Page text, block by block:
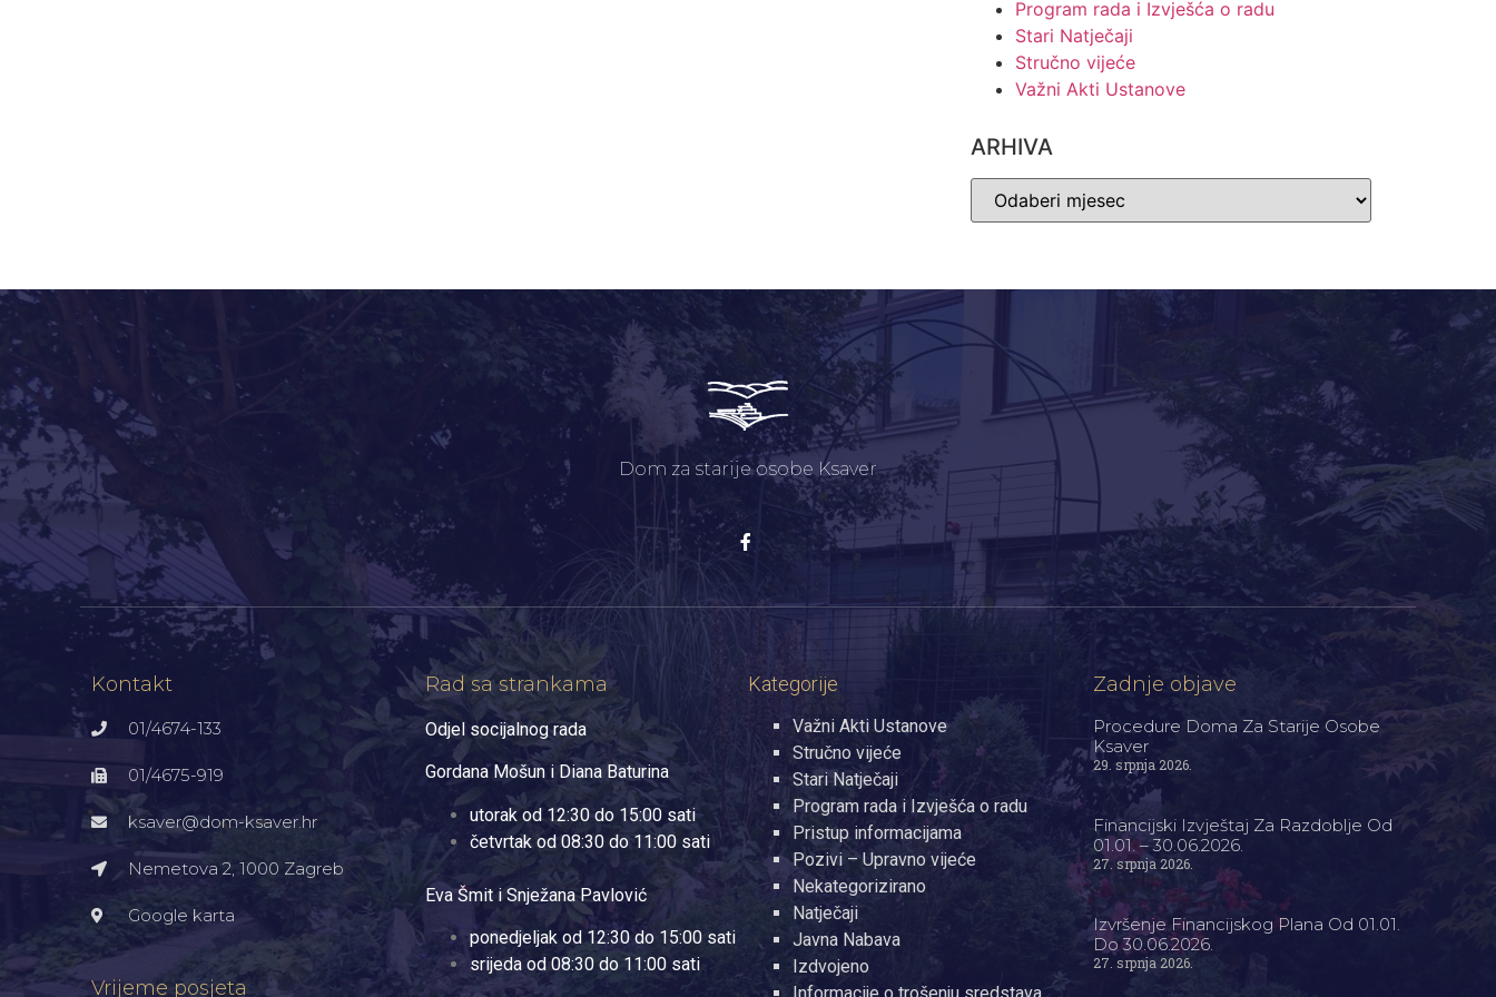
Program rada i Izvješća o radu
Stari Natječaji
Stručno vijeće
Važni Akti Ustanove
ARHIVA
Dom za starije osobe Ksaver
Kontakt
01/4674-133
01/4675-919
ksaver@dom-ksaver.hr
Nemetova 2, 1000 Zagreb​
Google karta
Vrijeme posjeta
Rad sa strankama
Odjel socijalnog rada
Gordana Mošun i Diana Baturina
utorak od 12:30 do 15:00 sati
četvrtak od 08:30 do 11:00 sati
Eva Šmit i Snježana Pavlović
ponedjeljak od 12:30 do 15:00 sati
srijeda od 08:30 do 11:00 sati
Kategorije
Važni Akti Ustanove
Stručno vijeće
Stari Natječaji
Program rada i Izvješća o radu
Pristup informacijama
Pozivi – Upravno vijeće
Nekategorizirano
Natječaji
Javna Nabava
Izdvojeno
Zadnje objave
Procedure Doma Za Starije Osobe
Ksaver
29. srpnja 2026.
Financijski Izvještaj Za Razdoblje Od
01.01. – 30.06.2026.
27. srpnja 2026.
Izvršenje Financijskog Plana Od 01.01.
Do 30.06.2026.
27. srpnja 2026.